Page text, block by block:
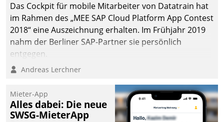
Das Cockpit für mobile Mitarbeiter von Datatrain hat
im Rahmen des „MEE SAP Cloud Platform App Contest
2018“ eine Auszeichnung erhalten. Im Frühjahr 2019
nahm der Berliner SAP-Partner sie persönlich
entgegen.
Andreas Lerchner
Mieter-App
Alles dabei: Die neue
SWSG-MieterApp